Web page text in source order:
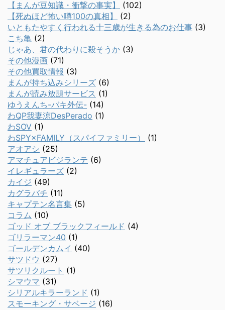
【まんが豆知識・衝撃の事実】
(102)
【死ぬほど怖い噂100の真相】
(2)
いともたやすく行われる十三歳が生きる為のお仕事 (3)
こち亀 (2)
じゃあ、君の代わりに殺そうか (3)
その他漫画 (71)
その他買取情報 (3)
まんが持ち込みシリーズ (6)
まんが読み放題サービス (1)
ゆうえんち-バキ外伝- (14)
わQP我妻涼DesPerado (1)
わSOV (1)
わSPY×FAMILY（スパイファミリー）
(1)
アオアシ (25)
アマチュアビジランテ (6)
イレギュラーズ (2)
カイジ (49)
カグラバチ (11)
キャプテン名言集 (5)
コラム (10)
ゴッド オブ ブラックフィールド (4)
ゴリラーマン40 (1)
ゴールデンカムイ (40)
サツドウ (27)
サツリクルート (1)
シマウマ (31)
シリアルキラーランド (1)
スモーキング・サベージ (16)